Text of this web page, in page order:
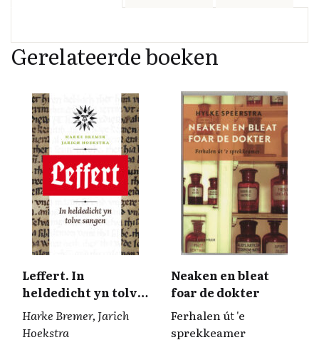
o
o
k
d
I
y
y
Li
n
k
Gerelateerde boeken
Leffert. In
heldedicht yn tolve
sangen
Harke Bremer, Jarich
Hoekstra
Neaken en bleat
foar de dokter
Ferhalen út 'e
sprekkeamer